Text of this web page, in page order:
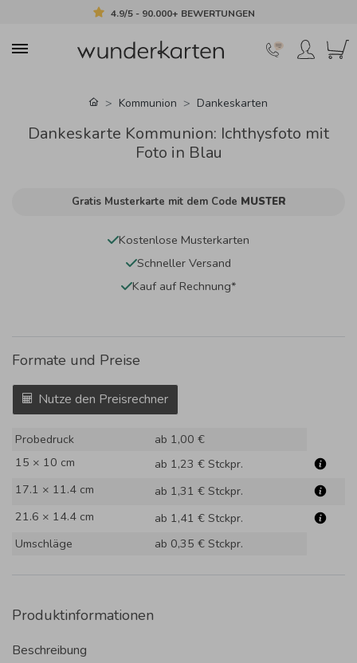
4.9/5 - 90.000+ BEWERTUNGEN
Kommunion Dankeskarten
Dankeskarte Kommunion: Ichthysfoto mit
Foto in Blau
Gratis Musterkarte mit dem Code MUSTER
Kostenlose Musterkarten
Schneller Versand
Kauf auf Rechnung*
Formate und Preise
Nutze den Preisrechner
Probedruck
ab 1,00 €
15 × 10 cm
ab 1,23 € Stckpr.
17.1 × 11.4 cm
ab 1,31 € Stckpr.
21.6 × 14.4 cm
ab 1,41 € Stckpr.
Umschläge
ab 0,35 € Stckpr.
Produktinformationen
Beschreibung